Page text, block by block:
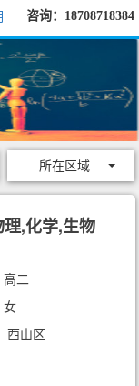
咨询：18708718384
所在区域
,化学,生物
高二
女
西山区